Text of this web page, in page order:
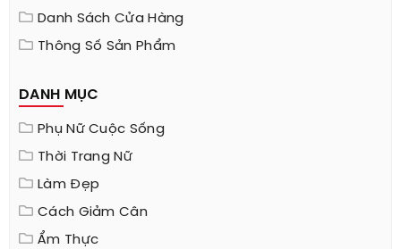
Danh Sách Cửa Hàng
Thông Số Sản Phẩm
DANH MỤC
Phụ Nữ Cuộc Sống
Thời Trang Nữ
Làm Đẹp
Cách Giảm Cân
Ẩm Thực